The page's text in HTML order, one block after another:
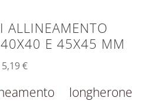
ALLINEAMENTO
E 45X45 MM
5,19€
longherone